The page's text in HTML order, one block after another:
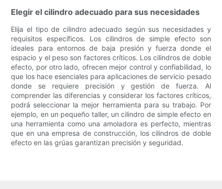
Elegir el cilindro adecuado para sus necesidades
Elija el tipo de cilindro adecuado según sus necesidades y
requisitos específicos. Los cilindros de simple efecto son
ideales para entornos de baja presión y fuerza donde el
espacio y el peso son factores críticos. Los cilindros de doble
efecto, por otro lado, ofrecen mejor control y confiabilidad, lo
que los hace esenciales para aplicaciones de servicio pesado
donde se requiere precisión y gestión de fuerza. Al
comprender las diferencias y considerar los factores críticos,
podrá seleccionar la mejor herramienta para su trabajo. Por
ejemplo, en un pequeño taller, un cilindro de simple efecto en
una herramienta como una amoladora es perfecto, mientras
que en una empresa de construcción, los cilindros de doble
efecto en las grúas garantizan precisión y seguridad.